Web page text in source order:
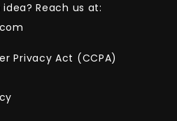
Reach us at:
Privacy Act (CCPA)